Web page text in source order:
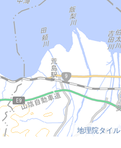
地理院タイル